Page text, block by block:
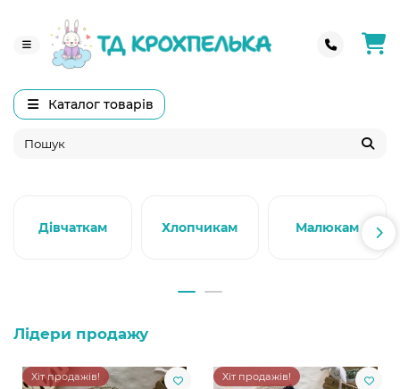
Каталог товарів
Дівчаткам Хлопчикам Малюкам
Лідери продажу
Хіт продажів!
Хіт продажів!